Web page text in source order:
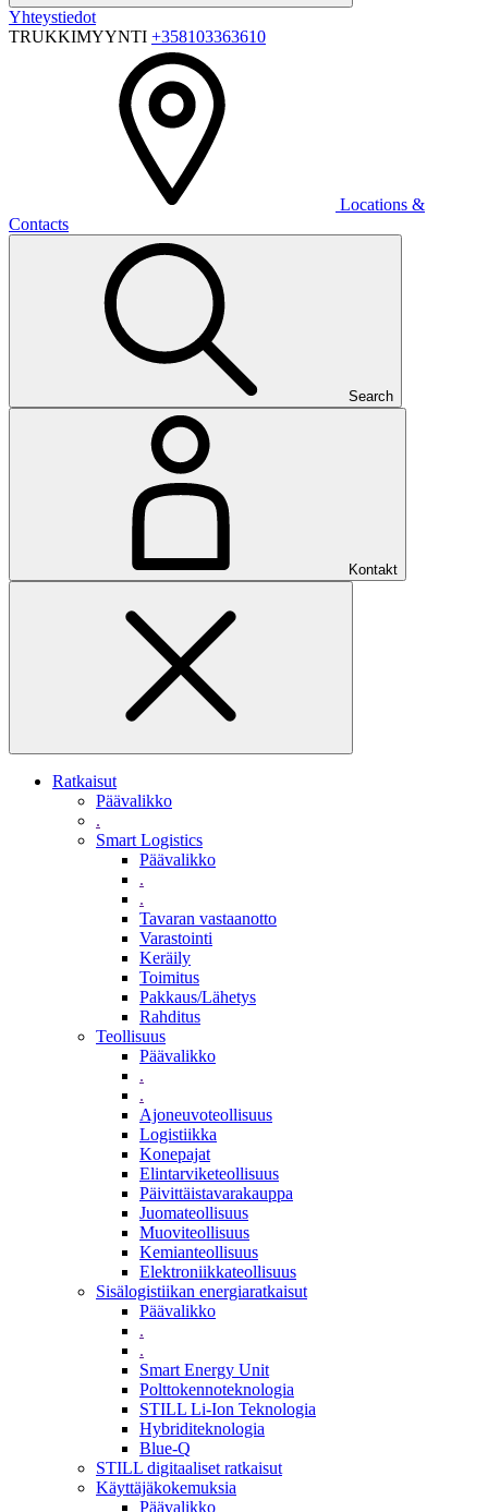
Yhteystiedot
TRUKKIMYYNTI +358103363610
Locations &
Contacts
Search
Kontakt
Ratkaisut
Päävalikko
.
Smart Logistics
Päävalikko
.
.
Tavaran vastaanotto
Varastointi
Keräily
Toimitus
Pakkaus/Lähetys
Rahditus
Teollisuus
Päävalikko
.
.
Ajoneuvoteollisuus
Logistiikka
Konepajat
Elintarviketeollisuus
Päivittäistavarakauppa
Juomateollisuus
Muoviteollisuus
Kemianteollisuus
Elektroniikkateollisuus
Sisälogistiikan energiaratkaisut
Päävalikko
.
.
Smart Energy Unit
Polttokennoteknologia
STILL Li-Ion Teknologia
Hybriditeknologia
Blue-Q
STILL digitaaliset ratkaisut
Käyttäjäkokemuksia
Päävalikko